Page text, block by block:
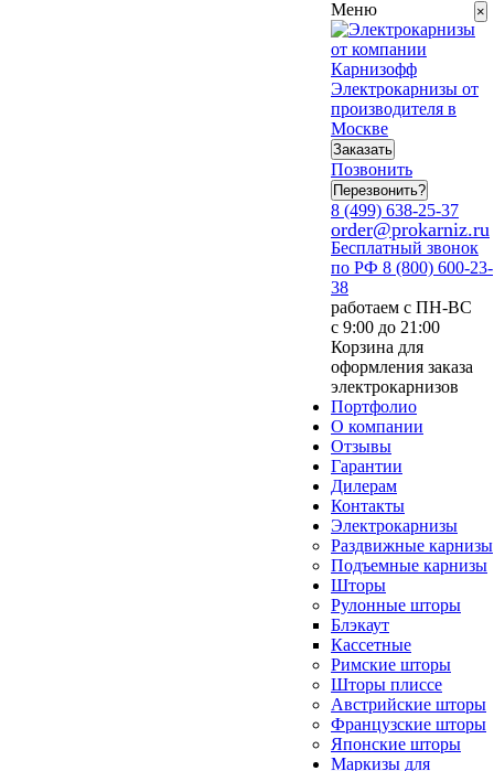
Меню
Электрокарнизы от
производителя в
Москве
Заказать
Позвонить
Перезвонить?
8 (499) 638-25-37
order@prokarniz.ru
Бесплатный звонок
по РФ 8 (800) 600-23-
38
работаем с ПН-ВС
с 9:00 до 21:00
Корзина для
оформления заказа
электрокарнизов
Портфолио
О компании
Отзывы
Гарантии
Дилерам
Контакты
Электрокарнизы
Раздвижные карнизы
Подъемные карнизы
Шторы
Рулонные шторы
Блэкаут
Кассетные
Римские шторы
Шторы плиссе
Австрийские шторы
Французские шторы
Японские шторы
Маркизы для
×